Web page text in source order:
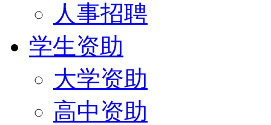
人事招聘
学生资助
大学资助
高中资助